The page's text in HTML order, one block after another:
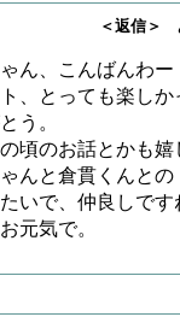
信＞ あきさ
ん、こんばんわー
、とっても楽し
う。
頃のお話とかも
んと倉貫くんと
いで、仲良しで
元気で。